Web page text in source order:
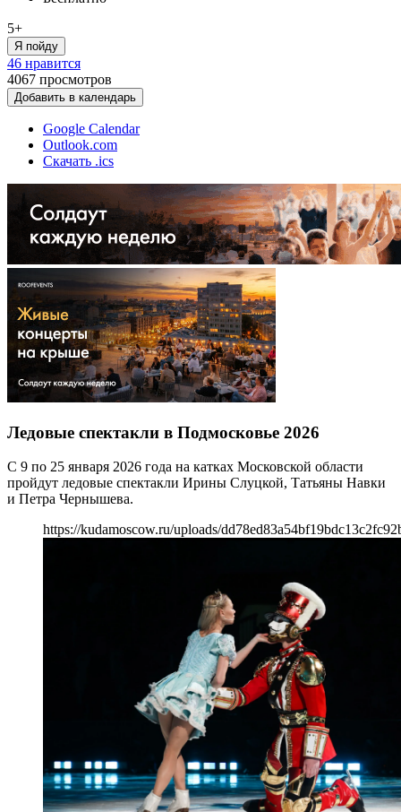
5+
Я пойду
46 нравится
4067 просмотров
Добавить в календарь
Google Calendar
Outlook.com
Скачать .ics
Ледовые спектакли в Подмосковье 2026
С 9 по 25 января 2026 года на катках Московской области
пройдут ледовые спектакли Ирины Слуцкой, Татьяны Навки
и Петра Чернышева.
https://kudamoscow.ru/uploads/